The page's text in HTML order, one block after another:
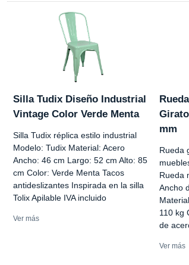
Silla Tudix Diseño Industrial
Vintage Color Verde Menta
Silla Tudix réplica estilo industrial
Modelo: Tudix Material: Acero
Ancho: 46 cm Largo: 52 cm Alto: 85
cm Color: Verde Menta Tacos
antideslizantes Inspirada en la silla
Tolix Apilable IVA incluido
Ver más
mm
Rueda
Rueda
Ancho
110 kg
de
Ver más